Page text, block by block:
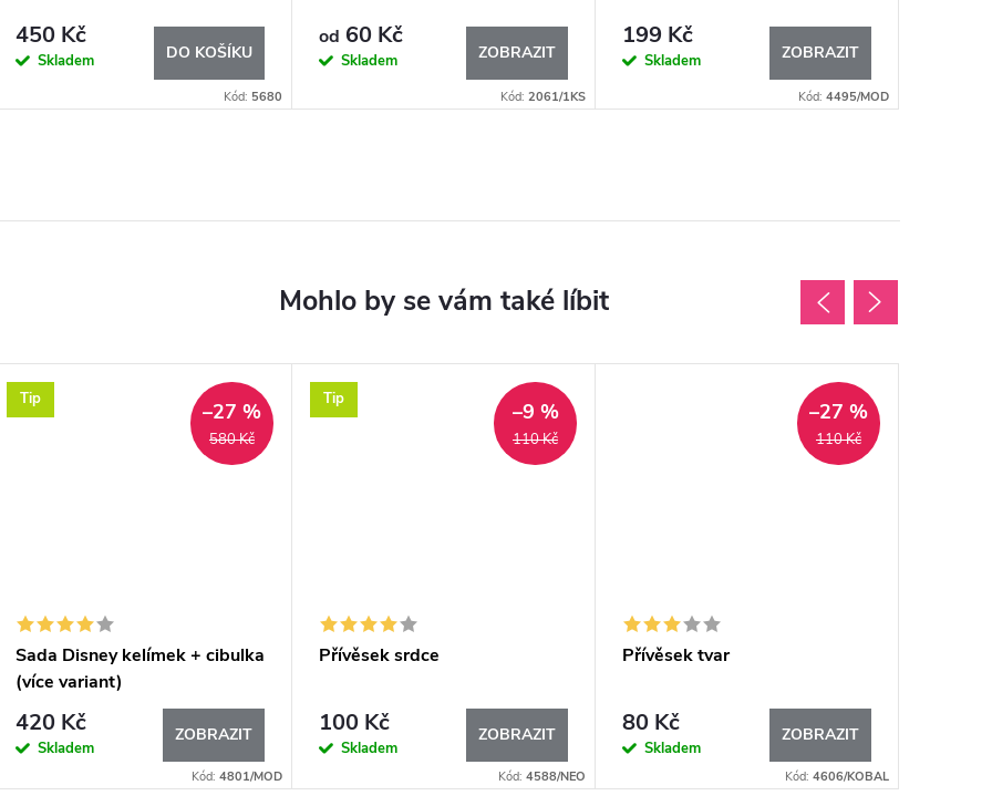
450 Kč
Skladem DO KOŠÍKU
Kód: 5680
od 60 Kč
Skladem ZOBRAZIT
Kód: 2061/1KS
199 Kč
Skladem ZOBRAZIT
Kód: 4495/MOD
Tip
580 Kč
–27 %
Sada Disney kelímek + cibulka
(více variant)
420 Kč
Skladem
ZOBRAZIT
Kód: 4801/MOD
Tip
110 Kč
–9 %
Přívěsek srdce
100 Kč
Skladem
ZOBRAZIT
Kód: 4588/NEO
110 Kč
–27 %
Přívěsek tvar
80 Kč
Skladem
ZOBRAZIT
Kód: 4606/KOBAL